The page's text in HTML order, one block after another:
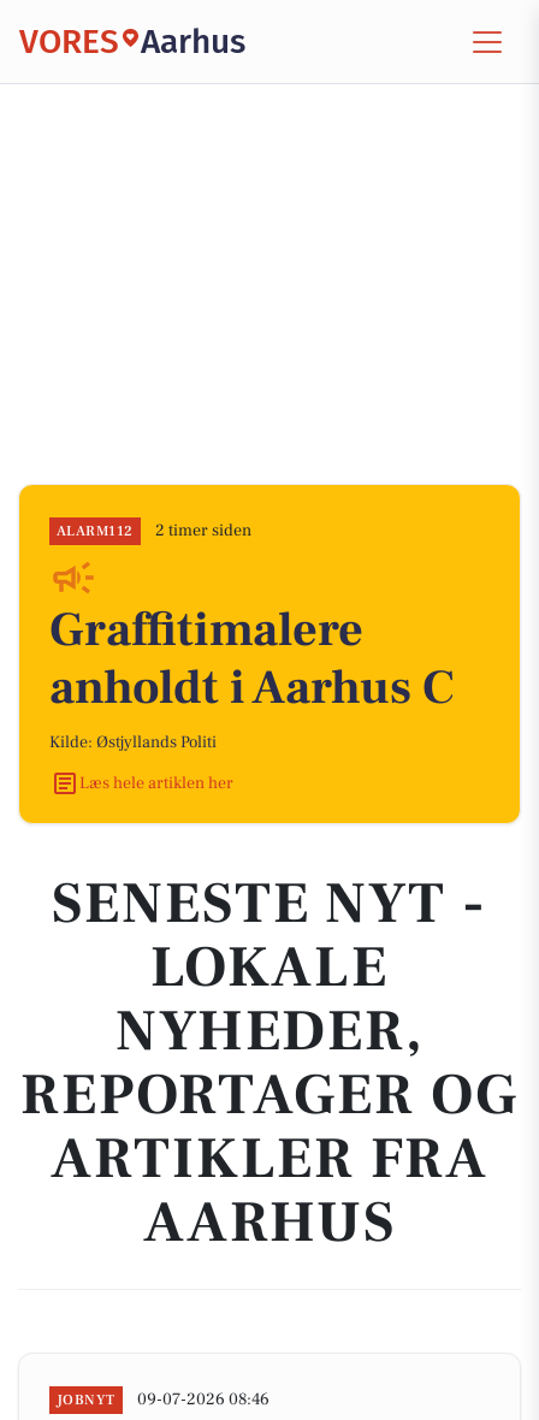
VORES Aarhus
ALARM112 2 timer siden
Graffitimalere
anholdt i Aarhus C
Kilde: Østjyllands Politi
Læs hele artiklen her
SENESTE NYT -
LOKALE
NYHEDER,
REPORTAGER OG
ARTIKLER FRA
AARHUS
JOBNYT 09-07-2026 08:46